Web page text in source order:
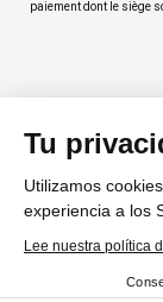
Tu
Utilizamos
experiencia a los
Lee nuestra política
paiement dont le siège
Vos